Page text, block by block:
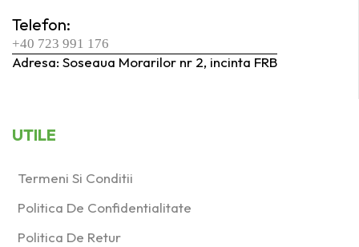
Telefon:
+40 723 991 176
Adresa: Soseaua Morarilor nr 2, incinta FRB
UTILE
Termeni Si Conditii
Politica De Confidentialitate
Politica De Retur